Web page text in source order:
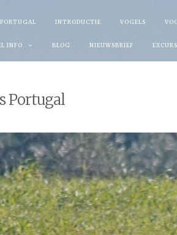
INTRODUCTIE VOGELS
INFO BLOG NIEUWSBRIEF
Portugal